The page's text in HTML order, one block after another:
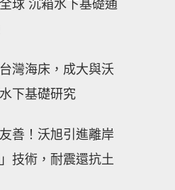
球 沉箱水下基礎通
灣海床，成大與沃
下基礎研究
善！沃旭引進離岸
技術，耐震還抗土